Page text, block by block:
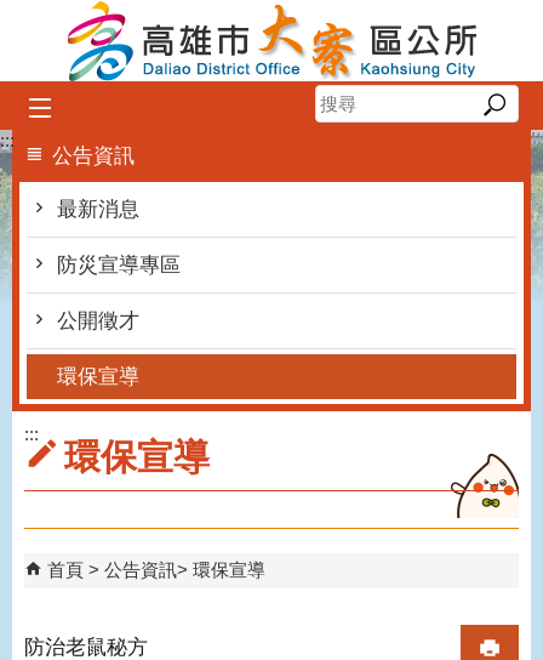
跳到主要內容區塊
:::
公告資訊
最新消息
防災宣導專區
公開徵才
環保宣導
:::
環保宣導
首頁 公告資訊 環保宣導
防治老鼠秘方